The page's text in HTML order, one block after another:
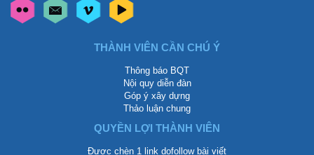
THÀNH VIÊN CẦN CHÚ Ý
Thông báo BQT
Nội quy diễn đàn
Góp ý xây dựng
Thảo luận chung
QUYỀN LỢI THÀNH VIÊN
Được chèn 1 link dofollow bài viết